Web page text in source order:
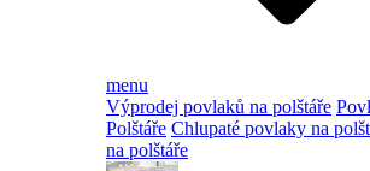
menu
Výprodej povlaků na polštáře
Polštáře Chlupaté povlaky na
na polštáře